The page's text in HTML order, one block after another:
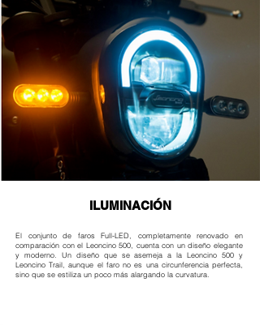
ILUMINACIÓN
El conjunto de faros Full-LED, completamente renovado en
comparación con el Leoncino 500, cuenta con un diseño elegante
y moderno. Un diseño que se asemeja a la Leoncino 500 y
Leoncino Trail, aunque el faro no es una circunferencia perfecta,
sino que se estiliza un poco más alargando la curvatura.